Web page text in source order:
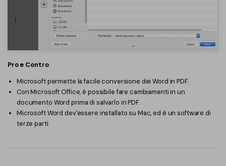
Pro e Contro
Microsoft permette la facile conversione dei Word in PDF.
Con Microsoft Office, è possibile fare cambiamenti in un
documento Word prima di salvarlo in PDF.
Microsoft Word dev'essere installato su Mac, ed è un software di
terze parti.